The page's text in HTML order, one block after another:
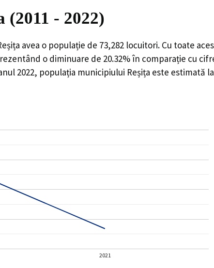
- 2022)
avea o populație de 73,282 locuitori. Cu toate
o diminuare de 20.32%în comparație cu
2022, populația municipiului Reșița este estimată la
2021